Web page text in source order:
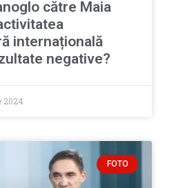
către Maia
internațională
negative?
2024
FOTO